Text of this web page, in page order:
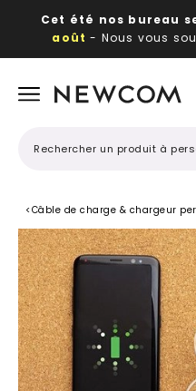
Cet été nos bureau
août - Nous vous
publicitaires
< Câble de charge & chargeur